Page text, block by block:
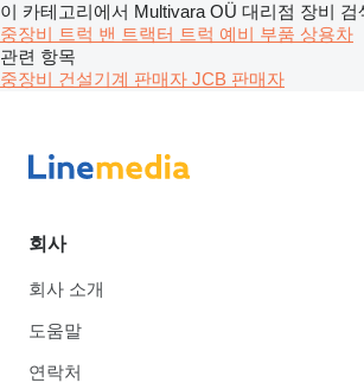
이 카테고리에서 Multivara OÜ 대리점 장비 검
중장비 트럭 밴 트랙터 트럭 예비 부품 상용차
관련 항목
중장비 건설기계 판매자 JCB 판매자
회사
회사 소개
도움말
연락처